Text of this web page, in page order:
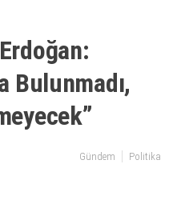
Instagram
Bulunmadı,
Gündem Politika